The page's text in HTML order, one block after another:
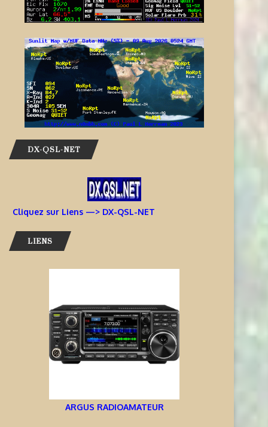
DX-QSL-NET
Cliquez sur Liens —> DX-QSL-NET
LIENS
ARGUS RADIOAMATEUR